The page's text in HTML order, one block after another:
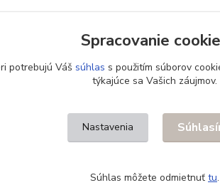
Spracovanie
potrebujú Váš súhlas s použitím súborov
týkajúce sa Vašich záujmov.
Nastavenia
Súhlas môžete odmietnuť tu.